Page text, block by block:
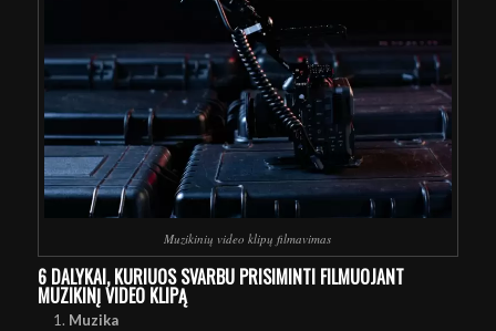
Muzikinių video klipų filmavimas
6 DALYKAI, KURIUOS SVARBU PRISIMINTI FILMUOJANT
MUZIKINĮ VIDEO KLIPĄ
Muzika